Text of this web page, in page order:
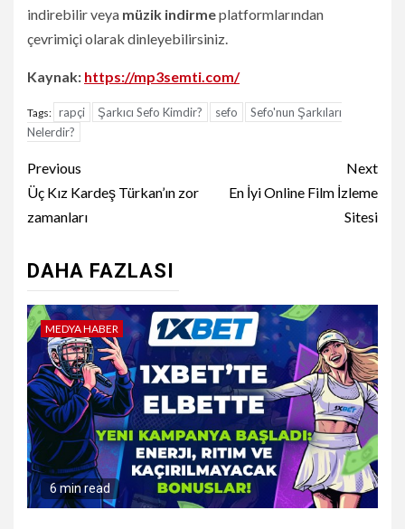
indirebilir veya müzik indirmeplatformlarından
çevrimiçi olarak dinleyebilirsiniz.
Kaynak: https://mp3semti.com/
Tags: rapçi Şarkıcı Sefo Kimdir? sefo
Sefo'nun Şarkıları
Nelerdir?
Continue
Reading
Previous
Üç Kız Kardeş Türkan’ın zor
zamanları
Next
En İyi Online Film İzleme
Sitesi
DAHA FAZLASI
MEDYA HABER
6 min read